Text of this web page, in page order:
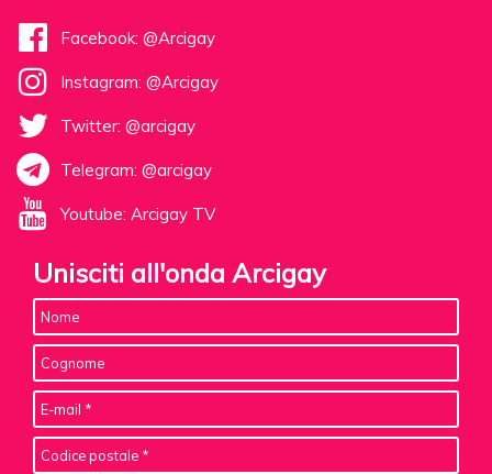
Facebook: @Arcigay
Instagram: @Arcigay
Twitter: @arcigay
Telegram: @arcigay
Youtube: Arcigay TV
Unisciti all'onda Arcigay